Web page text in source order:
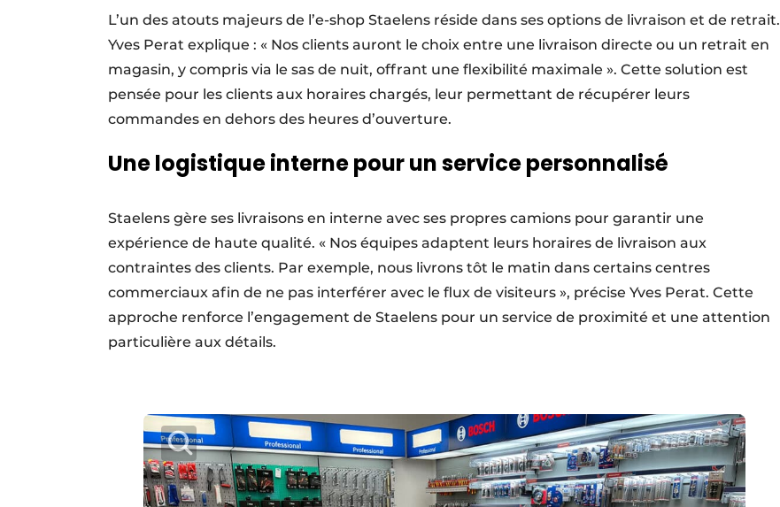
L’un des atouts majeurs de l’e-shop Staelens réside dans ses options de livraison et de retrait.
Yves Perat explique : « Nos clients auront le choix entre une livraison directe ou un retrait en
magasin, y compris via le sas de nuit, offrant une flexibilité maximale ». Cette solution est
pensée pour les clients aux horaires chargés, leur permettant de récupérer leurs
commandes en dehors des heures d’ouverture.
Une logistique interne pour un service personnalisé
Staelens gère ses livraisons en interne avec ses propres camions pour garantir une
expérience de haute qualité. « Nos équipes adaptent leurs horaires de livraison aux
contraintes des clients. Par exemple, nous livrons tôt le matin dans certains centres
commerciaux afin de ne pas interférer avec le flux de visiteurs », précise Yves Perat. Cette
approche renforce l’engagement de Staelens pour un service de proximité et une attention
particulière aux détails.